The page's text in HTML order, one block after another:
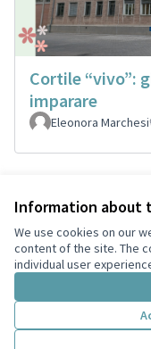
Information about
We use cookies on our
content of the site. The
individual user
Cortile “vivo”:
imparare
Eleonora Marchesi
Terms of Service
Cookie settings
English
Choose languageScegli la